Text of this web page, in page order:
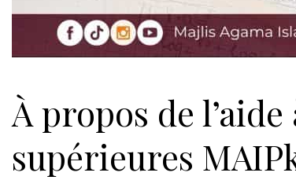
À propos de
supérieures